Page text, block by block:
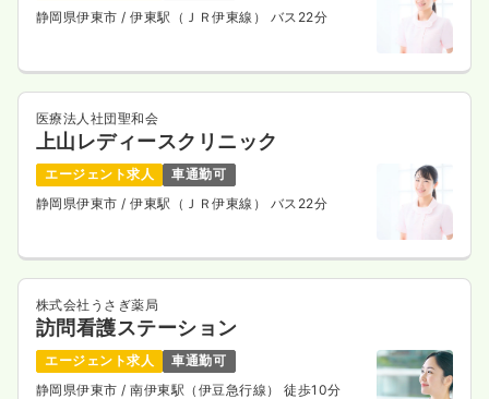
静岡県伊東市 / 伊東駅（ＪＲ伊東線） バス22分
医療法人社団聖和会
上山レディースクリニック
エージェント求人
車通勤可
静岡県伊東市 / 伊東駅（ＪＲ伊東線） バス22分
株式会社うさぎ薬局
訪問看護ステーション
エージェント求人
車通勤可
静岡県伊東市 / 南伊東駅（伊豆急行線） 徒歩10分